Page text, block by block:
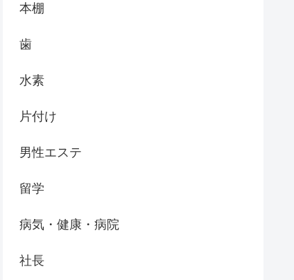
本棚
歯
水素
片付け
男性エステ
留学
病気・健康・病院
社長